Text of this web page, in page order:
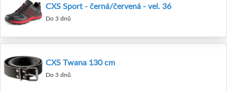
CXS Sport - černá/červená - vel. 36
Do 3 dnů
CXS Twana 130 cm
Do 3 dnů